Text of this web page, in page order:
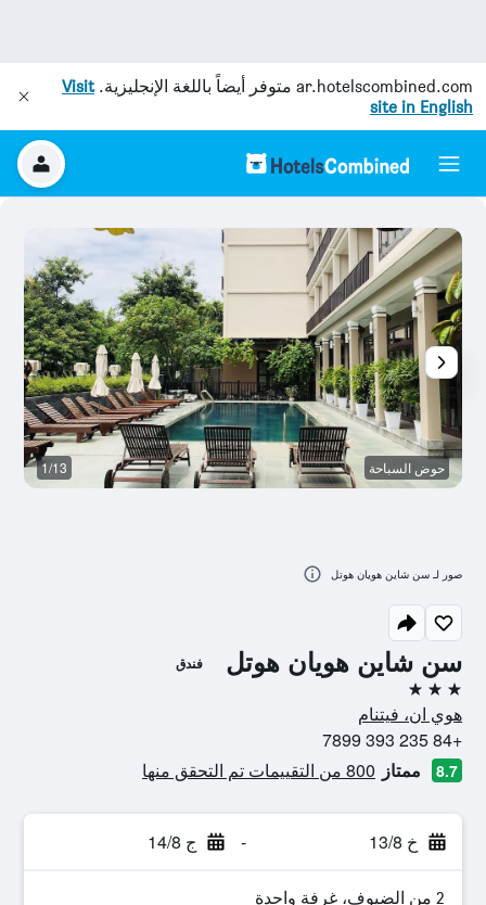
ar.hotelscombined.com متوفر أيضاً باللغة الإنجليزية.Visit
site in English
سن شاين هويان هوتل فندق
3 نجوم
هوي ان، فيتنام
+84 235 393 7899
8.7 ممتاز 800 من التقييمات تم التحقق منها
خ 13/8 - ج 14/8
2 من الضيوف، غرفة واحدة
حوض السباحة 1/13
صور لـ سن شاين هويان هوتل